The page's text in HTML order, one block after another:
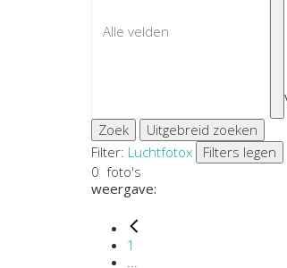
Zoek
Uitgebreid zoeken
Filter: Luchtfotox
Filters legen
0 foto's
weergave:
1